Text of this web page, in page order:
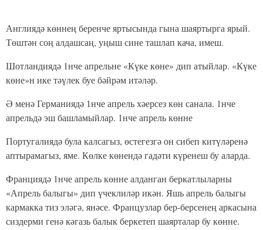
Англиядә көннең беренче яртысында гына шаяртырга ярый.
Төштән соң алдашсаң, уңыш сине ташлап кача, имеш.
Шотландиядә 1нче апрельне «Күке көне» дип атыйлар. «Күке
көне»н ике тәүлек буе бәйрәм итәләр.
Ә менә Германиядә 1нче апрель хәерсез көн санала. 1нче
апрельдә эш башламыйлар. 1нче апрель көнне
Португалиядә була калсагыз, өстегезгә он сибеп китүләренә
аптырамагыз, яме. Көлке көнендә гадәти күренеш бу аларда.
Франциядә 1нче апрель көнне алданган беркатлыларны
«Апрель балыгы» дип үчеклиләр икән. Яшь апрель балыгы
кармакка тиз эләгә, янәсе. Французлар бер-берсенең аркасына
сиздерми генә кәгазь балык беркетеп шаярталар бу көнне.